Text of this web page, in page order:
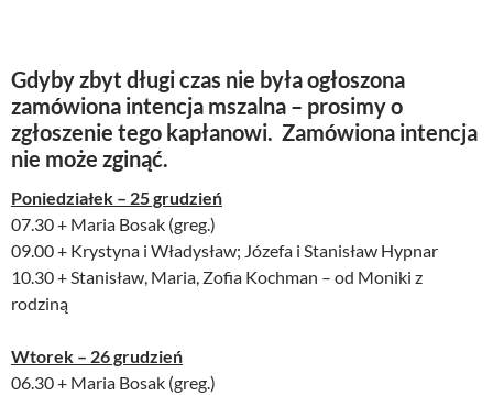
Gdyby zbyt długi czas nie była ogłoszona
zamówiona intencja mszalna – prosimy o
zgłoszenie tego kapłanowi. Zamówiona intencja
nie może zginąć.
Poniedziałek – 25 grudzień
07.30 + Maria Bosak (greg.)
09.00 + Krystyna i Władysław; Józefa i Stanisław Hypnar
10.30 + Stanisław, Maria, Zofia Kochman – od Moniki z
rodziną
Wtorek – 26 grudzień
06.30 + Maria Bosak (greg.)